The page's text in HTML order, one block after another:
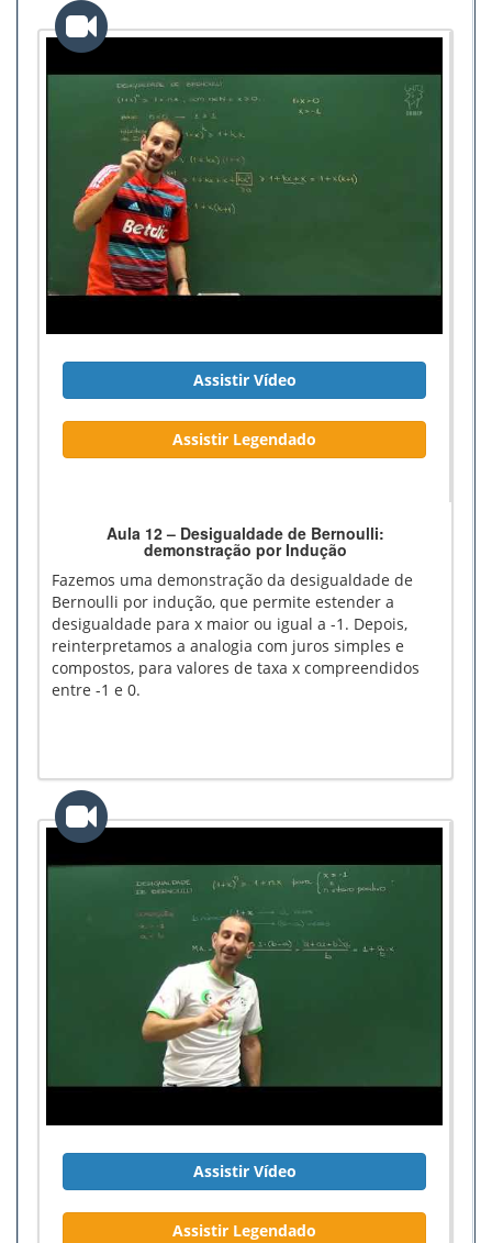
Assistir Vídeo
Assistir Legendado
Aula 12 – Desigualdade de Bernoulli:
demonstração por Indução
Fazemos uma demonstração da desigualdade de
Bernoulli por indução, que permite estender a
desigualdade para x maior ou igual a -1. Depois,
reinterpretamos a analogia com juros simples e
compostos, para valores de taxa x compreendidos
entre -1 e 0.
Assistir Vídeo
Assistir Legendado